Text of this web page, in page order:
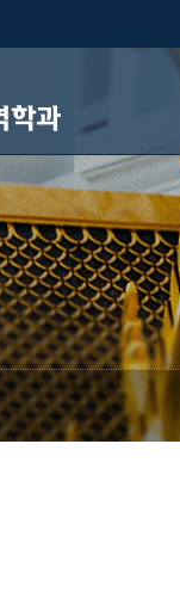
학과